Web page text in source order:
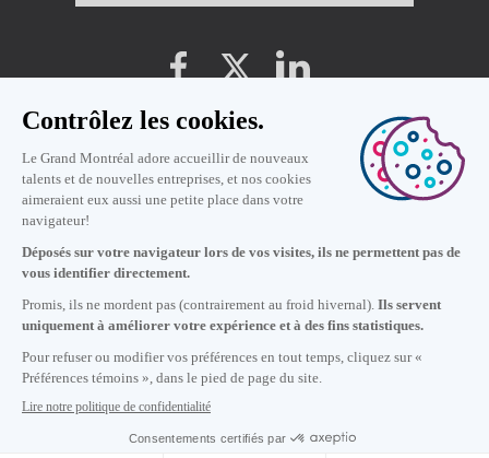
Préférences témoins
Politique de vie privée
15h18
à Montréal
© 2019 Montréal International. Tous droits réservés